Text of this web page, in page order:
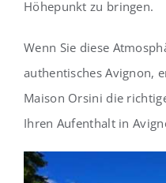
Höhepunkt zu bringen.
Wenn Sie diese
authentisches Avignon,
Maison Orsini die
Ihren Aufenthalt in